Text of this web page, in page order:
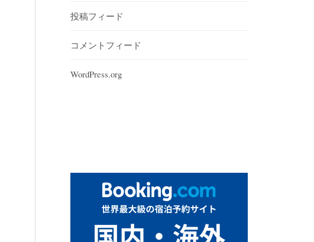
投稿フィード
コメントフィード
WordPress.org